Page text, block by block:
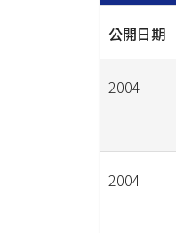
公開日期
2004
2004